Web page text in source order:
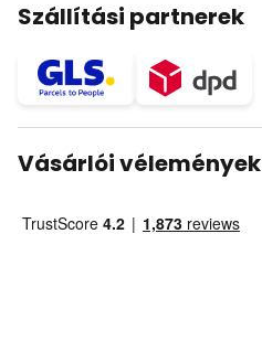
Szállítási partnerek
Vásárlói vélemények